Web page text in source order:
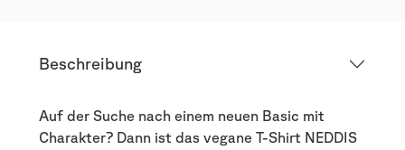
Beschreibung
Auf der Suche nach einem neuen Basic mit
Charakter? Dann ist das vegane T-Shirt NEDDIS